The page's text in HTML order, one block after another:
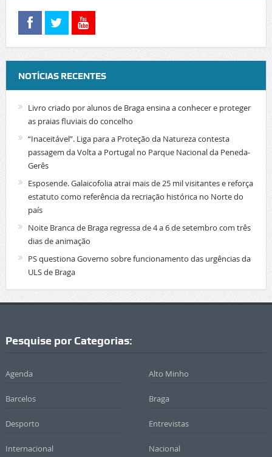
NOTÍCIAS RECENTES
Livro criado por alunos de Braga ensina a conhecer e proteger
as praias fluviais do concelho
“Inaceitável”. Liga para a Proteção da Natureza contesta
passagem da Volta a Portugal no Parque Nacional da Peneda-
Gerês
Esposende. Galaicofolia atrai mais de 25 mil visitantes e reforça
estatuto como referência da recriação histórica no Norte do
país
Noite Branca de Braga regressa de 4 a 6 de setembro com três
dias de animação
PS questiona Governo sobre funcionamento das urgências da
ULS de Braga
Pesquise por Categorias:
Agenda Alto Minho
Barcelos Braga
Desporto Entrevistas
Internacional Nacional